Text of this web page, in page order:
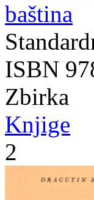
baština
ISBN
Zbirka
Knjige
2